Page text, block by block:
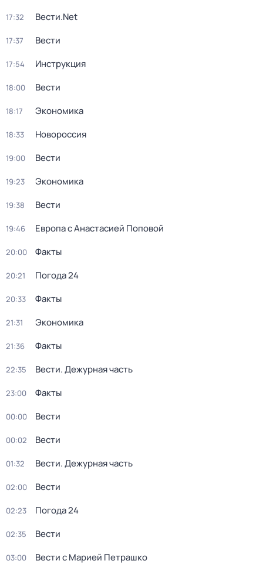
17:32 Вести.Net
17:37 Вести
17:54 Инструкция
18:00 Вести
18:17 Экономика
18:33 Новороссия
19:00 Вести
19:23 Экономика
19:38 Вести
19:46 Европа с Анастасией Поповой
20:00 Факты
20:21 Погода 24
20:33 Факты
21:31 Экономика
21:36 Факты
22:35 Вести. Дежурная часть
23:00 Факты
00:00 Вести
00:02 Вести
01:32 Вести. Дежурная часть
02:00 Вести
02:23 Погода 24
02:35 Вести
03:00 Вести с Марией Петрашко